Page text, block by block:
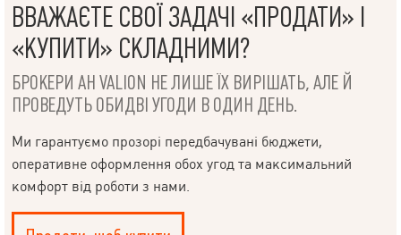
ВВАЖАЄТЕ СВОЇ ЗАДАЧІ «ПРОДАТИ» І
«КУПИТИ» СКЛАДНИМИ?
БРОКЕРИ АН VALION НЕ ЛИШЕ ЇХ ВИРІШАТЬ, АЛЕ Й
ПРОВЕДУТЬ ОБИДВІ УГОДИ В ОДИН ДЕНЬ.
Ми гарантуємо прозорі передбачувані бюджети,
оперативне оформлення обох угод та максимальний
комфорт від роботи з нами.
НАПИСАТИ
КЕРІВНИКОВІ
Мова